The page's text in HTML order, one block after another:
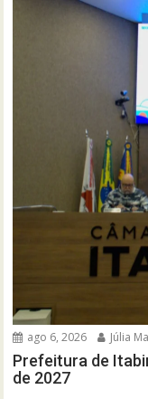
ago 6, 2026 Júlia
Prefeitura de
de 2027